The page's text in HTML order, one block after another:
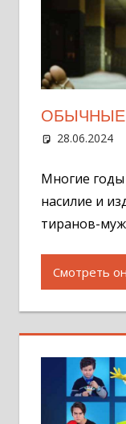
28.06.2024
Многие
насилие и
тиранов-
Смотреть